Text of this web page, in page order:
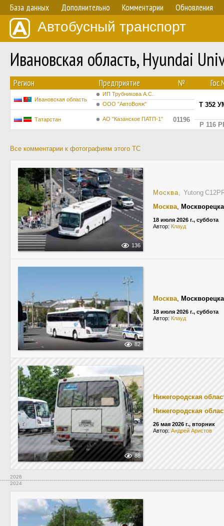
База данных Дополнительно Комментарии Обновления
Автобусный транспорт
Ивановская область, Hyundai
Регион Предприятие №
Ивановская область
ИП Трубникова А.С.
Т 352
ООО "АвтоВояж"
Татарстан АО "Казанское ПАТП-1" 01196
Р 116
Все комментарии к фотографиям этого ТС
136
Москва, Yutong
Москва,
18 июля 2026 г., суббота
Автор: Клауд
82
Москва,
18 июля 2026 г., суббота
Автор: Клауд
88
Нижегородская
Нижегородская
26 мая 2026 г., вторник
Автор: Андрей Аристов
2026
2024